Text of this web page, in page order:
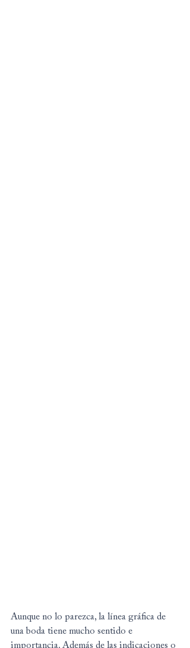
Aunque no lo parezca, la línea gráfica de
una boda tiene mucho sentido e
importancia. Además de las indicaciones o